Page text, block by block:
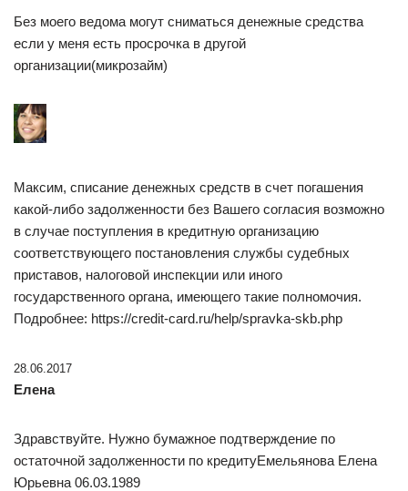
Без моего ведома могут сниматься денежные средства
если у меня есть просрочка в другой
организации(микрозайм)
Максим, списание денежных средств в счет погашения
какой-либо задолженности без Вашего согласия возможно
в случае поступления в кредитную организацию
соответствующего постановления службы судебных
приставов, налоговой инспекции или иного
государственного органа, имеющего такие полномочия.
Подробнее: https://credit-card.ru/help/spravka-skb.php
28.06.2017
Елена
Здравствуйте. Нужно бумажное подтверждение по
остаточной задолженности по кредитуЕмельянова Елена
Юрьевна 06.03.1989